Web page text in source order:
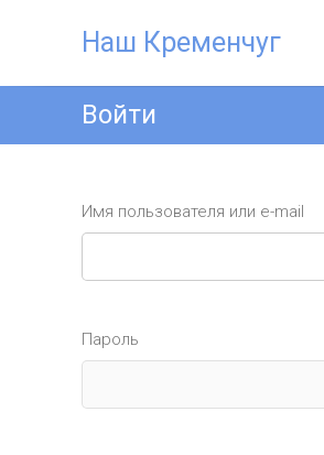
Наш Кременчуг
Войти
Имя пользователя или e-mail
Пароль